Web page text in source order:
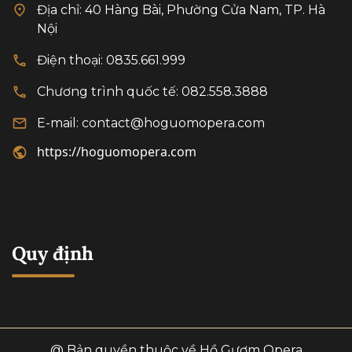
Hồ Gươm.
Địa chỉ: 40 Hàng Bài, Phường Cửa Nam, TP. Hà
Nội
Điện thoại: 0835.661.999
Chương trình quốc tế: 082.558.3888
E-mail: contact@hoguomopera.com
https://hoguomopera.com
Quy định